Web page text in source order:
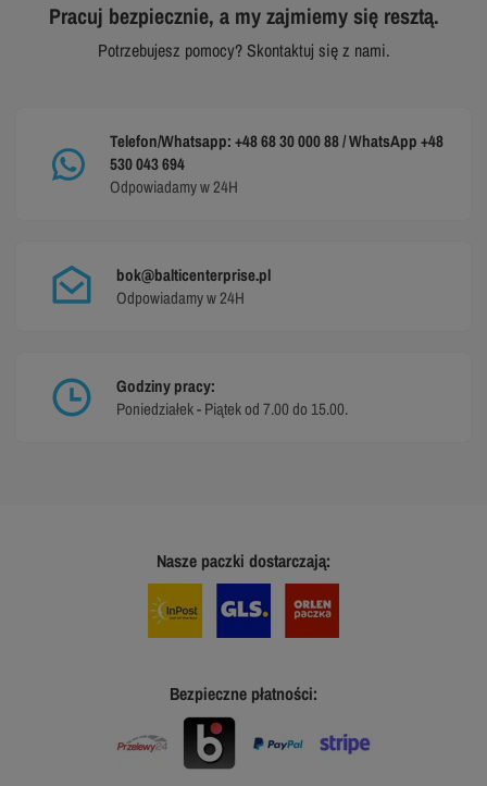
Pracuj bezpiecznie, a my zajmiemy się resztą.
Potrzebujesz pomocy? Skontaktuj się z nami.
Telefon/Whatsapp: +48 68 30 000 88 / WhatsApp +48
530 043 694
Odpowiadamy w 24H
bok@balticenterprise.pl
Odpowiadamy w 24H
Godziny pracy:
Poniedziałek - Piątek od 7.00 do 15.00.
Nasze paczki dostarczają:
Bezpieczne płatności: